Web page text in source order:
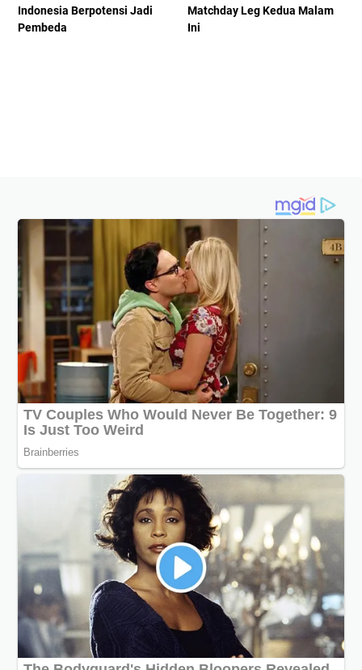
Indonesia Berpotensi Jadi
Pembeda
Matchday Leg Kedua Malam
Ini